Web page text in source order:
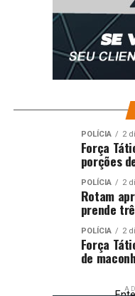
POLÍCIA 2
Força
porções
POLÍCIA 2
Rotam
prende
POLÍCIA 2
Força
de